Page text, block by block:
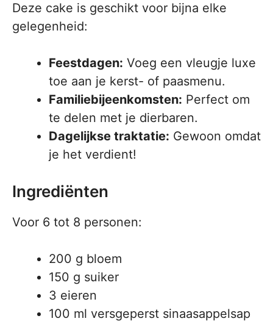
Deze cake is geschikt voor bijna elke
gelegenheid:
Feestdagen: Voeg een vleugje luxe
toe aan je kerst- of paasmenu.
Familiebijeenkomsten: Perfect om
te delen met je dierbaren.
Dagelijkse traktatie: Gewoon omdat
je het verdient!
Ingrediënten
Voor 6 tot 8 personen:
200 g bloem
150 g suiker
3 eieren
100 ml versgeperst sinaasappelsap